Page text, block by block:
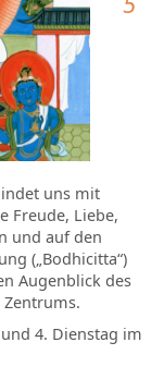
uns mit
Freude, Liebe,
und auf den
(„Bodhicitta“)
Augenblick des
Zentrums.
4. Dienstag im